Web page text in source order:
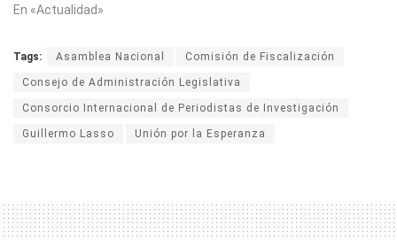
En «Actualidad»
Tags: Asamblea Nacional Comisión de Fiscalización
Consejo de Administración Legislativa
Consorcio Internacional de Periodistas de Investigación
Guillermo Lasso Unión por la Esperanza